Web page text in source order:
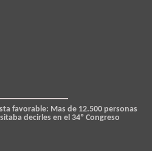
favorable: Mas de 12.500 personas
decirles en el 34º Congreso